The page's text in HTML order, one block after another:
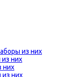
из них
них